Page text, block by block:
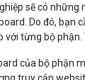
sẽ có những
Do đó, bạn
với từng bộ phận.
của bộ phận
truy cập